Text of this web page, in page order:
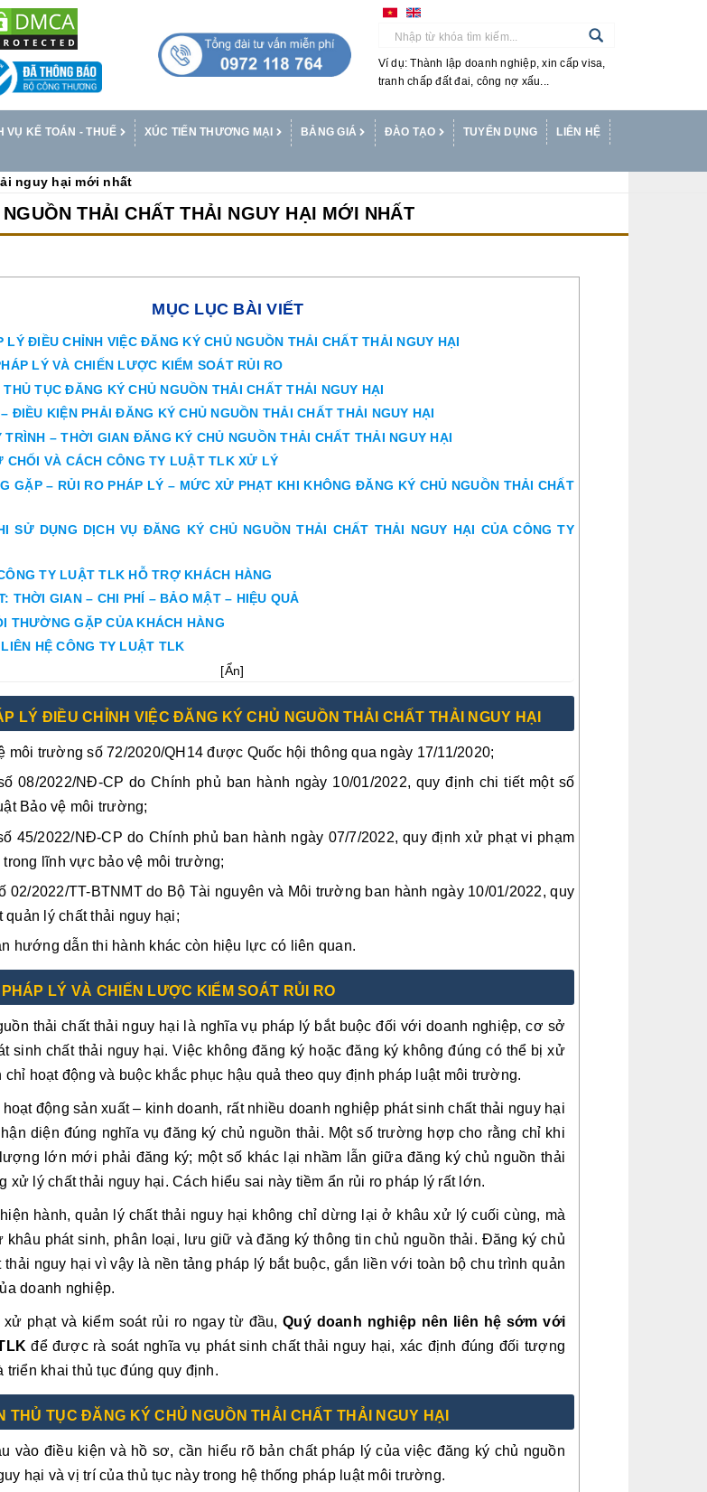
Ví dụ: Thành lập doanh nghiệp, xin cấp visa,
tranh chấp đất đai, công nợ xấu...
VỤ KẾ TOÁN - THUẾ XÚC TIẾN THƯƠNG MẠI BẢNG GIÁ ĐÀO TẠO TUYỂN DỤNG LIÊN HỆ
nguy hại mới nhất
THẢI CHẤT THẢI NGUY HẠI MỚI NHẤT
MỤC LỤC BÀI VIẾT
LÝ ĐIỀU CHỈNH VIỆC ĐĂNG KÝ CHỦ NGUỒN THẢI CHẤT THẢI NGUY HẠI
LÝ VÀ CHIẾN LƯỢC KIỂM SOÁT RỦI RO
TỤC ĐĂNG KÝ CHỦ NGUỒN THẢI CHẤT THẢI NGUY HẠI
ĐIỀU KIỆN PHẢI ĐĂNG KÝ CHỦ NGUỒN THẢI CHẤT THẢI NGUY HẠI
TRÌNH – THỜI GIAN ĐĂNG KÝ CHỦ NGUỒN THẢI CHẤT THẢI NGUY HẠI
CHỐI VÀ CÁCH CÔNG TY LUẬT TLK XỬ LÝ
GẶP – RỦI RO PHÁP LÝ – MỨC XỬ PHẠT KHI KHÔNG ĐĂNG KÝ CHỦ NGUỒN THẢI CHẤT
SỬ DỤNG DỊCH VỤ ĐĂNG KÝ CHỦ NGUỒN THẢI CHẤT THẢI NGUY HẠI CỦA CÔNG TY
TY LUẬT TLK HỖ TRỢ KHÁCH HÀNG
THỜI GIAN – CHI PHÍ – BẢO MẬT – HIỆU QUẢ
THƯỜNG GẶP CỦA KHÁCH HÀNG
HỆ CÔNG TY LUẬT TLK
[Ẩn]
LÝ ĐIỀU CHỈNH VIỆC ĐĂNG KÝ CHỦ NGUỒN THẢI CHẤT THẢI NGUY HẠI
môi trường số 72/2020/QH14 được Quốc hội thông qua ngày 17/11/2020;
08/2022/NĐ-CP do Chính phủ ban hành ngày 10/01/2022, quy định chi tiết một số
Bảo vệ môi trường;
45/2022/NĐ-CP do Chính phủ ban hành ngày 07/7/2022, quy định xử phạt vi phạm
trong lĩnh vực bảo vệ môi trường;
02/2022/TT-BTNMT do Bộ Tài nguyên và Môi trường ban hành ngày 10/01/2022, quy
quản lý chất thải nguy hại;
hướng dẫn thi hành khác còn hiệu lực có liên quan.
PHÁP LÝ VÀ CHIẾN LƯỢC KIỂM SOÁT RỦI RO
thải chất thải nguy hại là nghĩa vụ pháp lý bắt buộc đối với doanh nghiệp, cơ sở
sinh chất thải nguy hại. Việc không đăng ký hoặc đăng ký không đúng có thể bị xử
chỉ hoạt động và buộc khắc phục hậu quả theo quy định pháp luật môi trường.
động sản xuất – kinh doanh, rất nhiều doanh nghiệp phát sinh chất thải nguy hại
diện đúng nghĩa vụ đăng ký chủ nguồn thải. Một số trường hợp cho rằng chỉ khi
lớn mới phải đăng ký; một số khác lại nhầm lẫn giữa đăng ký chủ nguồn thải
xử lý chất thải nguy hại. Cách hiểu sai này tiềm ẩn rủi ro pháp lý rất lớn.
hành, quản lý chất thải nguy hại không chỉ dừng lại ở khâu xử lý cuối cùng, mà
khâu phát sinh, phân loại, lưu giữ và đăng ký thông tin chủ nguồn thải. Đăng ký chủ
thải nguy hại vì vậy là nền tảng pháp lý bắt buộc, gắn liền với toàn bộ chu trình quản
doanh nghiệp.
phạt và kiểm soát rủi ro ngay từ đầu,Quý doanh nghiệp nên liên hệ sớm với
để được rà soát nghĩa vụ phát sinh chất thải nguy hại, xác định đúng đối tượng
triển khai thủ tục đúng quy định.
THỦ TỤC ĐĂNG KÝ CHỦ NGUỒN THẢI CHẤT THẢI NGUY HẠI
vào điều kiện và hồ sơ, cần hiểu rõ bản chất pháp lý của việc đăng ký chủ nguồn
hại và vị trí của thủ tục này trong hệ thống pháp luật môi trường.